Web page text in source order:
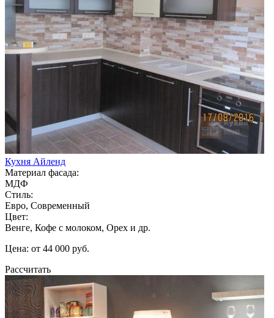
Кухня Айленд
Материал фасада:
МДФ
Стиль:
Евро, Современный
Цвет:
Венге, Кофе с молоком, Орех и др.
Цена: от 44 000 руб.
Рассчитать